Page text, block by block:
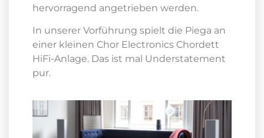
hervorragend angetrieben werden.
In unserer Vorführung spielt die Piega an
einer kleinen Chor Electronics Chordett
HiFi-Anlage. Das ist mal Understatement
pur.